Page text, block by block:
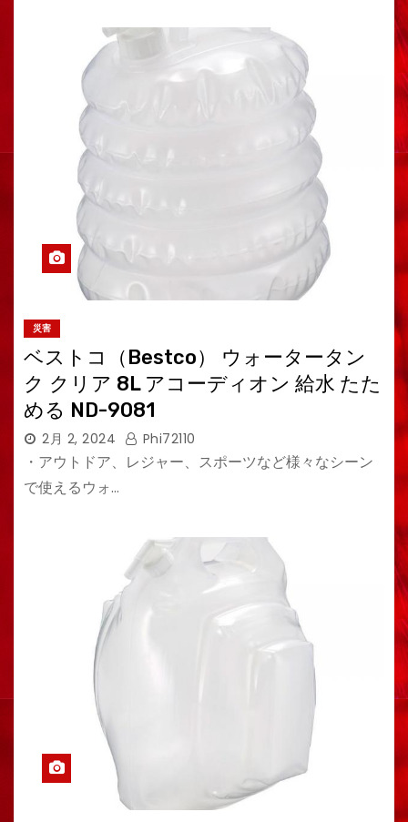
災害
ベストコ（Bestco） ウォータータン
ク クリア 8L アコーディオン 給水 たた
める ND-9081
2月 2, 2024 Phi72110
・アウトドア、レジャー、スポーツなど様々なシーン
で使えるウォ…